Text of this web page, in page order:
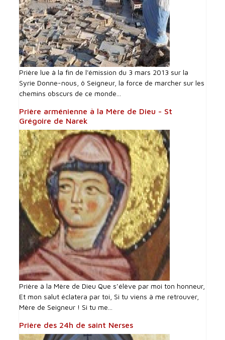
Prière lue à la fin de l'émission du 3 mars 2013 sur la
Syrie Donne-nous, ô Seigneur, la force de marcher sur les
chemins obscurs de ce monde...
Prière arménienne à la Mère de Dieu - St
Grégoire de Narek
Prière à la Mère de Dieu Que s’élève par moi ton honneur,
Et mon salut éclatera par toi, Si tu viens à me retrouver,
Mère de Seigneur ! Si tu me...
Prière des 24h de saint Nerses